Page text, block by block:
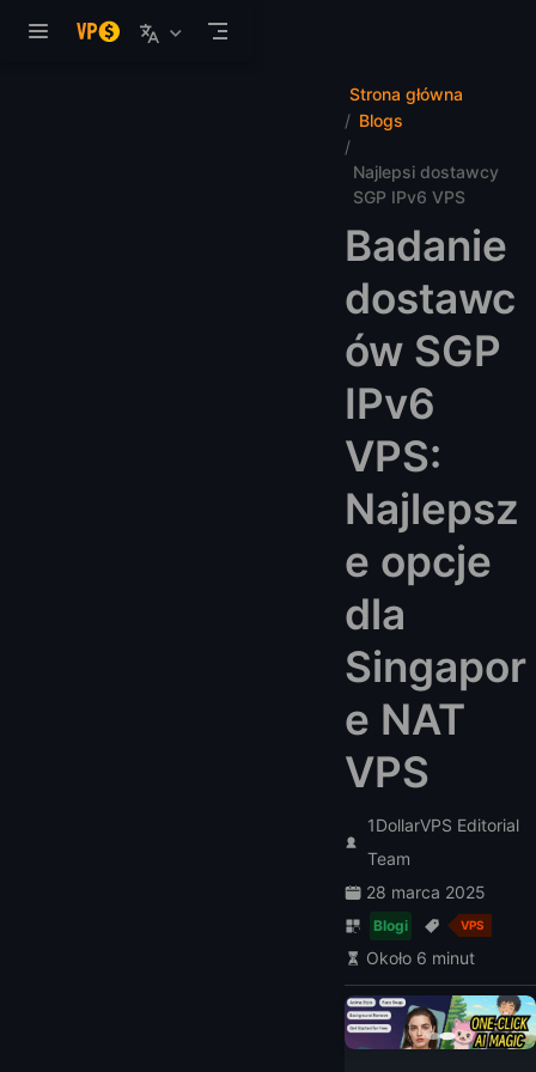
Strona główna
Blogs
Najlepsi dostawcy
SGP IPv6 VPS
Badanie
dostawc
ów SGP
IPv6
VPS:
Najlepsz
e opcje
dla
Singapor
e NAT
VPS
1DollarVPS Editorial
Team
28 marca 2025
Blogi VPS
Około 6 minut